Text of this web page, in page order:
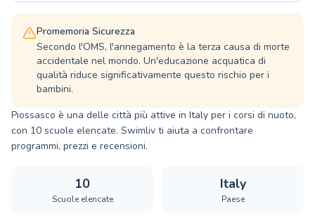
Promemoria Sicurezza
Secondo l'OMS, l'annegamento è la terza causa di morte
accidentale nel mondo. Un'educazione acquatica di
qualità riduce significativamente questo rischio per i
bambini.
Piossasco è una delle città più attive in Italy per i corsi di nuoto,
con 10 scuole elencate. Swimliv ti aiuta a confrontare
programmi, prezzi e recensioni.
10
Scuole elencate
Italy
Paese